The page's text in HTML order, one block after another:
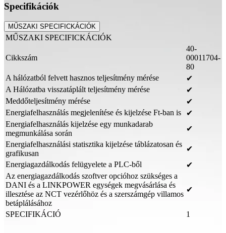
Specifikációk
MŰSZAKI SPECIFICKÁCIÓK
MŰSZAKI SPECIFICKÁCIÓK
Cikkszám
40-
00011704-
80
A hálózatból felvett hasznos teljesítmény mérése
✔
A Hálózatba visszatáplált teljesítmény mérése
✔
Meddőteljesítmény mérése
✔
Energiafelhasználás megjelenítése és kijelzése Ft-ban is
✔
Energiafelhasználás kijelzése egy munkadarab
megmunkálása során
✔
Energiafelhasználási statisztika kijelzése táblázatosan és
grafikusan
✔
Energiagazdálkodás felügyelete a PLC-ből
✔
Az energiagazdálkodás szoftver opcióhoz szükséges a
DANI és a LINKPOWER egységek megvásárlása és
illesztése az NCT vezérlőhöz és a szerszámgép villamos
betáplálásához
✔
SPECIFIKÁCIÓ 1